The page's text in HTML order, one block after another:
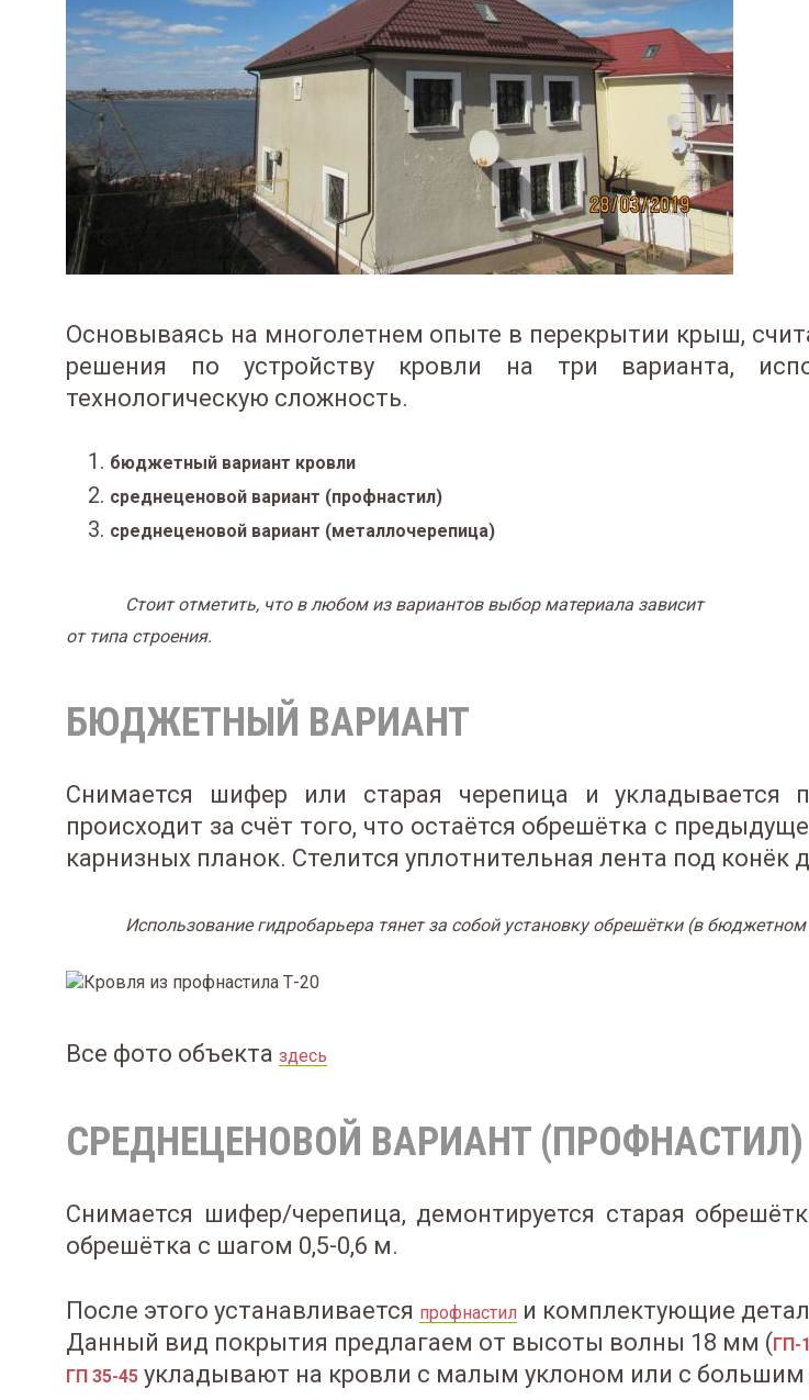
Основываясь на многолетнем опыте в перекрытии крыш,
решения по устройству кровли на три варианта,
технологическую сложность.
бюджетный вариант кровли
среднеценовой вариант (профнастил)
среднеценовой вариант (металлочерепица)
Стоит отметить, что в любом из вариантов выбор материала зависит
от типа строения.
БЮДЖЕТНЫЙ ВАРИАНТ
Снимается шифер или старая черепица и укладывается
происходит за счёт того, что остаётся обрешётка с
карнизных планок. Стелится уплотнительная лента под конёк
Использование гидробарьера тянет за собой установку обрешётки (в
Все фото объекта здесь
СРЕДНЕЦЕНОВОЙ ВАРИАНТ (ПРОФНАСТИЛ)
Снимается шифер/черепица, демонтируется старая
обрешётка с шагом 0,5-0,6 м.
После этого устанавливается профнастил и комплектующие
Данный вид покрытия предлагаем от высоты волны 18 мм (ГП-
ГП 35-45 укладывают на кровли с малым уклоном или с